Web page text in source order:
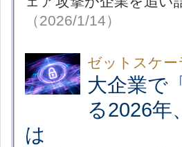
（2026/1/14）
ゼットスケー
大企業で
る2026年
は